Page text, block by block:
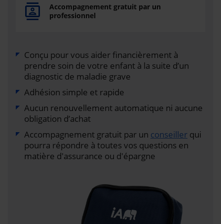
Accompagnement gratuit par un
professionnel
Conçu pour vous aider financièrement à
prendre soin de votre enfant à la suite d’un
diagnostic de maladie grave
Adhésion simple et rapide
Aucun renouvellement automatique ni aucune
obligation d’achat
Accompagnement gratuit par un conseiller qui
pourra répondre à toutes vos questions en
matière d'assurance ou d'épargne